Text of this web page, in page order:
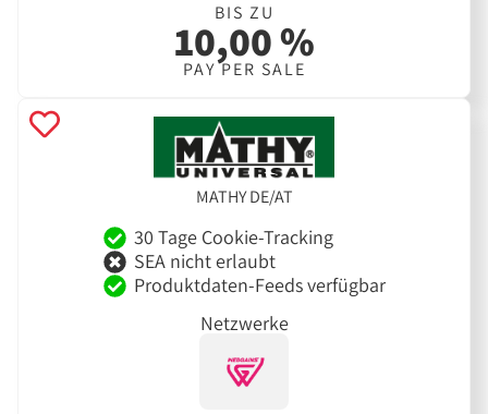
BIS ZU
10,00 %
PAY PER SALE
MATHY DE/AT
30 Tage Cookie-Tracking
SEA nicht erlaubt
Produktdaten-Feeds verfügbar
Netzwerke